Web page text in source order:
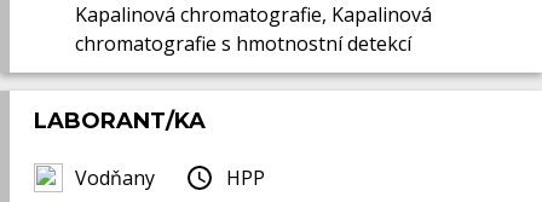
Kapalinová chromatografie, Kapalinová
chromatografie s hmotnostní detekcí
LABORANT/KA
Vodňany
HPP